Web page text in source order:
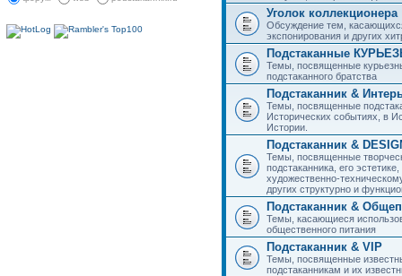
Уголок коллекционера
Обсуждение тем,
экспонирования и других
Подстаканные
Темы, посвященные
подстаканного братства
Подстаканник &
Темы, посвященные
Исторических событиях, в
Истории.
Подстаканник &
Темы, посвященные
подстаканника, его
художественно-
других структурно и
Подстаканник &
Темы, касающиеся
общественного питания
Подстаканник & VIP
Темы, посвященные
подстаканникам и их